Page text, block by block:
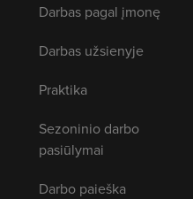
Darbas pagal įmonę
Darbas užsienyje
Praktika
Sezoninio darbo
pasiūlymai
Darbo paieška